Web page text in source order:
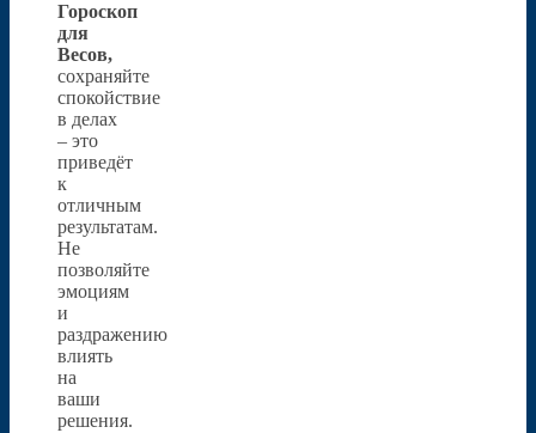
Гороскоп
для
Весов,
сохраняйте
спокойствие
в делах
– это
приведёт
к
отличным
результатам.
Не
позволяйте
эмоциям
и
раздражению
влиять
на
ваши
решения.